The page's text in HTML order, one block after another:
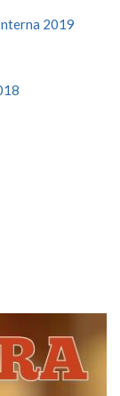
2019